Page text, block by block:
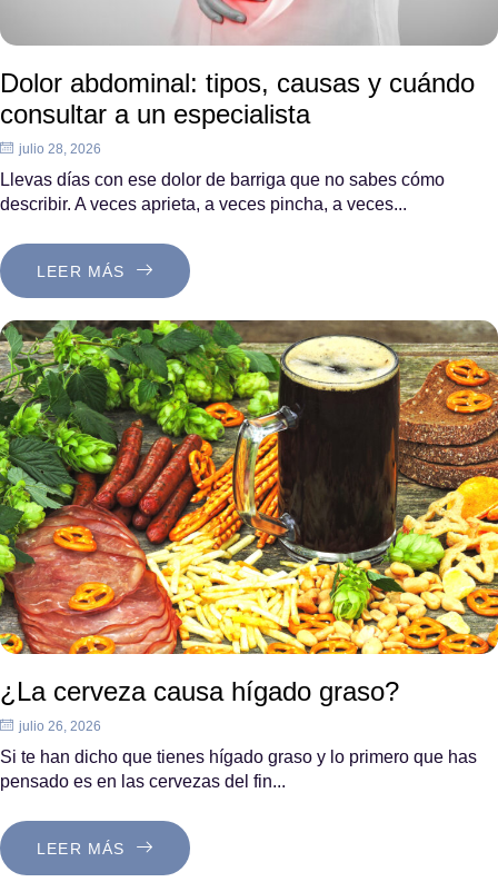
Dolor abdominal: tipos, causas y cuándo
consultar a un especialista
julio 28, 2026
Llevas días con ese dolor de barriga que no sabes cómo
describir. A veces aprieta, a veces pincha, a veces...
LEER MÁS
¿La cerveza causa hígado graso?
julio 26, 2026
Si te han dicho que tienes hígado graso y lo primero que has
pensado es en las cervezas del fin...
LEER MÁS